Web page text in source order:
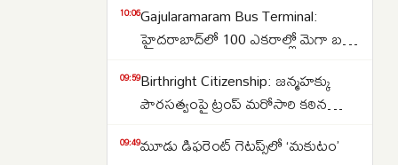
మినహాయింపు!
సాంబశివరావు స్ట్రాంగ్ వార్నింగ్..
10:06Gajularamaram Bus Terminal:
హైదరాబాద్‌లో 100 ఎకరాల్లో మెగా బస్
ప్రకటన
09:59Birthright Citizenship: జన్మహక్కు
పౌరసత్వంపై ట్రంప్ మరోసారి కఠిన
09:49మూడు డిఫరెంట్‌ గెటప్స్‌లో ‘మకుటం’